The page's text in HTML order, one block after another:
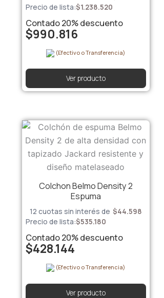
Precio de lista:$1.238.520
Contado20%descuento
$990.816
(Efectivo o Transferencia)
Ver producto
Colchon Belmo Density 2
Espuma
12 cuotas sin interés de $44.598
Precio de lista:$535.180
Contado20%descuento
$428.144
(Efectivo o Transferencia)
Ver producto